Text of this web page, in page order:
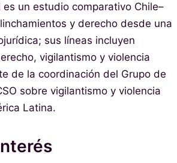
un estudio comparativo Chile–
y derecho desde una
sus líneas incluyen
vigilantismo y violencia
de la coordinación del Grupo de
sobre vigilantismo y violencia
Latina.